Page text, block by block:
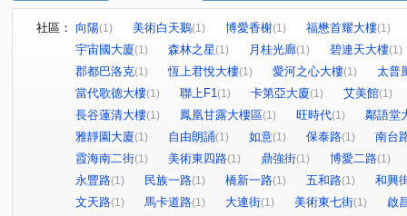
社區： 向陽(1) 美術白天鵝(1) 博愛香榭(1) 福懋首耀大樓(1)
宇宙國大廈(1) 森林之星(1) 月桂光廊(1) 碧連天大樓(1)
郡都巴洛克(1) 恆上君悅大樓(1) 愛河之心大樓(1)
太普
當代歌德大樓(1) 聯上F1(1) 卡第亞大廈(1) 艾美館(1)
長谷蓮清大樓(1) 鳳凰甘露大樓區(1) 旺時代(1)
鄰語堂
雅靜園大廈(1) 自由朗誦(1) 如意(1) 保泰路(1)
南台
霞海南二街(1) 美術東四路(1) 鼎強街(1) 博愛二路(1)
永豐路(1) 民族一路(1) 橋新一路(1) 五和路(1)
和興
文天路(1) 馬卡道路(1) 大連街(1) 美術東七街(1)
啟